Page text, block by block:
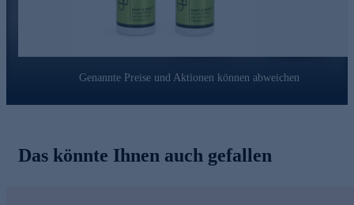
Genannte Preise und Aktionen können abweichen
Das könnte Ihnen auch gefallen